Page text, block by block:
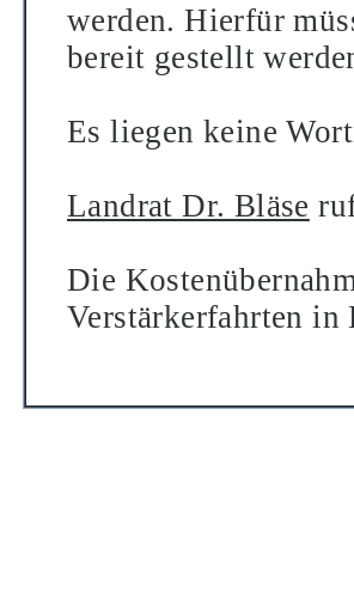
werden. Hierfür
bereit gestellt
Es liegen keine
Landrat Dr. Bläse
Die
Verstärkerfahrten